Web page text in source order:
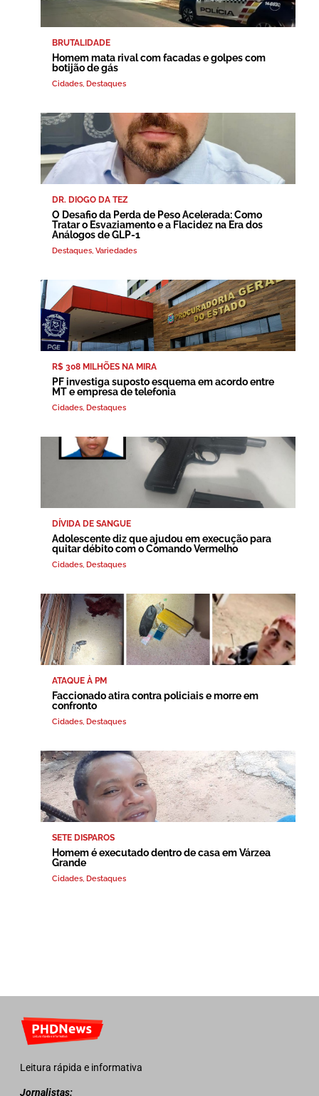
BRUTALIDADE
Homem mata rival com facadas e golpes com
botijão de gás
Cidades, Destaques
DR. DIOGO DA TEZ
O Desafio da Perda de Peso Acelerada: Como
Tratar o Esvaziamento e a Flacidez na Era dos
Análogos de GLP-1
Destaques, Variedades
R$ 308 MILHÕES NA MIRA
PF investiga suposto esquema em acordo entre
MT e empresa de telefonia
Cidades, Destaques
DÍVIDA DE SANGUE
Adolescente diz que ajudou em execução para
quitar débito com o Comando Vermelho
Cidades, Destaques
ATAQUE À PM
Faccionado atira contra policiais e morre em
confronto
Cidades, Destaques
SETE DISPAROS
Homem é executado dentro de casa em Várzea
Grande
Cidades, Destaques
Leitura rápida e informativa
Jornalistas: